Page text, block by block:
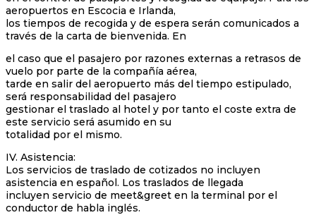
aeropuertos en Escocia e Irlanda,
los tiempos de recogida y de espera serán comunicados a
través de la carta de bienvenida. En
el caso que el pasajero por razones externas a retrasos de
vuelo por parte de la compañía aérea,
tarde en salir del aeropuerto más del tiempo estipulado,
será responsabilidad del pasajero
gestionar el traslado al hotel y por tanto el coste extra de
este servicio será asumido en su
totalidad por el mismo.
IV. Asistencia:
Los servicios de traslado de cotizados no incluyen
asistencia en español. Los traslados de llegada
incluyen servicio de meet&greet en la terminal por el
conductor de habla inglés.